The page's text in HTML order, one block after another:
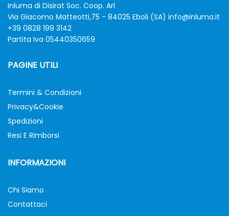
Inluma di Disirat Soc. Coop. Arl
Via Giacomo Matteotti,75 - 84025 Eboli (SA) info@inluma.it
+39 0828 199 3142
Partita Iva 05440350659
PAGINE UTILI
Termini & Condizioni
Privacy&Cookie
Spedizioni
Resi E Rimborsi
INFORMAZIONI
Chi Siamo
Contattaci